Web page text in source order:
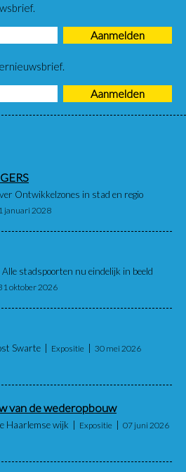
Ontwikkelzones in stad en regio
januari 2028
stadspoorten nu eindelijk in beeld
oktober 2026
Swarte Expositie
30 mei 2026
van de wederopbouw
Haarlemse wijk Expositie
07 juni 2026